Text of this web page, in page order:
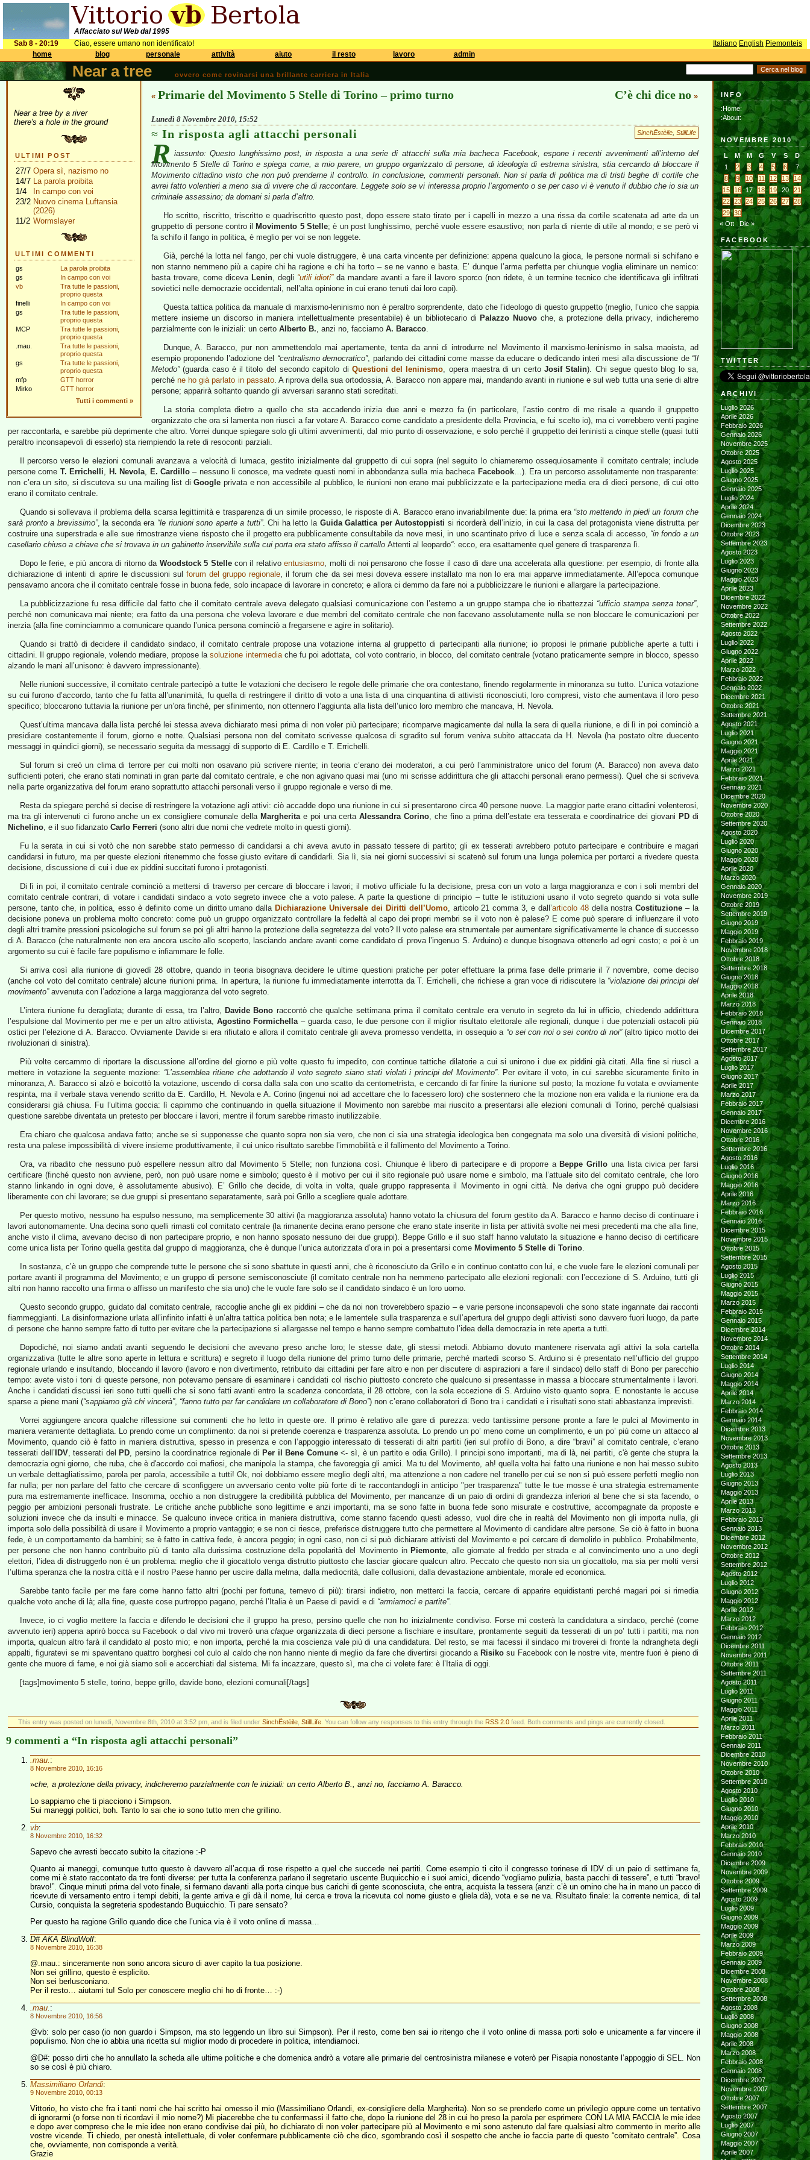
Affacciato sul Web dal 1995
Sab 8 - 20:19
Ciao, essere umano non identificato! Italiano English Piemonteis
home
blog personale attività aiuto il resto lavoro admin
Near a tree ovvero come rovinarsi una brillante carriera in Italia
Near a tree by a river
there's a hole in the ground
ULTIMI POST
27/7 Opera sì, nazismo no
14/7 La parola proibita
1/4
In campo con voi
23/2 Nuovo cinema Luftansia
(2026)
11/2 Wormslayer
ULTIMI COMMENTI
gs
La parola proibita
gs
In campo con voi
vb
Tra tutte le passioni,
proprio questa
finelli
In campo con voi
gs
Tra tutte le passioni,
proprio questa
MCP
Tra tutte le passioni,
proprio questa
.mau.
Tra tutte le passioni,
proprio questa
gs
Tra tutte le passioni,
proprio questa
mfp
GTT horror
Mirko
GTT horror
Tutti i commenti »
« Primarie del Movimento 5 Stelle di Torino – primo turno C’è chi dice no »
Lunedì 8 Novembre 2010, 15:52
SinchËstèile StillLife
In risposta agli attacchi personali
R iassunto: Questo lunghissimo post, in risposta a una serie di attacchi sulla mia bacheca Facebook, espone i recenti avvenimenti all’interno del
Movimento 5 Stelle di Torino e spiega come, a mio parere, un gruppo organizzato di persone, di ideologia di estrema sinistra, stia cercando di bloccare il
Movimento cittadino visto che non può prenderne il controllo. In conclusione, commenti personali. Non si parla di politica ma di tristi beghe di cortile che
avrei fatto volentieri a meno sia di vivere che di raccontare. Leggete solo se vi interessa proprio l’argomento o se per caso vi è venuto il dubbio che io sia un
criminale assassino; da domani si parla d’altro.
Ho scritto, riscritto, triscritto e quadriscritto questo post, dopo essere stato tirato per i capelli in mezzo a una rissa da cortile scatenata ad arte da un
gruppetto di persone contro il
Movimento 5 Stelle; è un post lunghissimo, perché vuole essere esaustivo; non parla di niente di utile al mondo; e se però vi
fa schifo il fango in politica, è meglio per voi se non leggete.
Già, perché la lotta nel fango, per chi vuole distruggere, è una carta vincente per definizione: appena qualcuno la gioca, le persone normali si schifano e
non stanno nemmeno più a capire chi ha ragione e chi ha torto – se ne vanno e basta. E’ dunque l’arma perfetta per chiunque voglia eliminare un nemico:
basta trovare, come diceva Lenin, degli “utili idioti”da mandare avanti a fare il lavoro sporco (non ridete, è un termine tecnico che identificava gli infiltrati
sovietici nelle democrazie occidentali, nell’alta opinione in cui erano tenuti dai loro capi).
Questa tattica politica da manuale di marxismo-leninismo non è peraltro sorprendente, dato che l’ideologo di questo gruppetto (meglio, l’unico che sappia
mettere insieme un discorso in maniera intellettualmente presentabile) è un bibliotecario di Palazzo Nuovoche, a protezione della privacy, indicheremo
parzialmente con le iniziali: un certo Alberto B., anzi no, facciamo A. Baracco.
Dunque, A. Baracco, pur non ammettendolo mai apertamente, tenta da anni di introdurre nel Movimento il marxismo-leninismo in salsa maoista, ad
esempio proponendo l’adozione del “centralismo democratico”, parlando dei cittadini come masse da educare o dedicando interi mesi alla discussione de “Il
Metodo”(guarda caso è il titolo del secondo capitolo di Questioni del leninismo, opera maestra di un certoJosif Stalin). Chi segue questo blog lo sa,
perchéne ho già parlato in passato. A riprova della sua ortodossia, A. Baracco non appare mai, mandando avanti in riunione e sul web tutta una serie di altre
persone; apparirà soltanto quando gli avversari saranno stati screditati.
La storia completa dietro a quello che sta accadendo inizia due anni e mezzo fa (in particolare, l’astio contro di me risale a quando il gruppetto
organizzato che ora si lamenta non riuscì a far votare A. Baracco come candidato a presidente della Provincia, e fui scelto io), ma ci vorrebbero venti pagine
per raccontarla, e sarebbe più deprimente che altro. Vorrei dunque spiegare solo gli ultimi avvenimenti, dal mio punto di osservazione, e solo perché il gruppetto dei leninisti a cinque stelle (quasi tutti
peraltro inconsapevoli di esserlo) sta riempiendo la rete di resoconti parziali.
Il percorso verso le elezioni comunali avanzava a velocità di lumaca, gestito inizialmente dal gruppetto di cui sopra (nel seguito lo chiameremo ossequiosamente il comitato centrale; include
persone come T. Errichelli, H. Nevola, E. Cardillo– nessuno li conosce, ma vedrete questi nomi in abbondanza sulla mia bacheca Facebook…). Era un percorso assolutamente non trasparente:
non c’era un sito, si discuteva su una mailing list diGoogle privata e non accessibile al pubblico, le riunioni non erano mai pubblicizzate e la partecipazione media era di dieci persone, di cui otto
erano il comitato centrale.
Quando si sollevava il problema della scarsa legittimità e trasparenza di un simile processo, le risposte di A. Baracco erano invariabilmente due: la prima era “sto mettendo in piedi un forum che
sarà pronto a brevissimo”, la seconda era “le riunioni sono aperte a tutti”. Chi ha letto la Guida Galattica per Autostoppisti si ricorderà dell’inizio, in cui la casa del protagonista viene distrutta per
costruire una superstrada e alle sue rimostranze viene risposto che il progetto era pubblicamente consultabile da nove mesi, in uno scantinato privo di luce e senza scala di accesso, “in fondo a un
casellario chiuso a chiave che si trovava in un gabinetto inservibile sulla cui porta era stato affisso il cartello Attenti al leopardo“: ecco, era esattamente quel genere di trasparenza lì.
Dopo le ferie, e più ancora di ritorno da Woodstock 5 Stellecon il relativoentusiasmo, molti di noi pensarono che fosse il caso di dare una accelerata alla questione: per esempio, di fronte alla
dichiarazione di intenti di aprire le discussioni sul forum del gruppo regionale, il forum che da sei mesi doveva essere installato ma non lo era mai apparve immediatamente. All’epoca comunque
pensavamo ancora che il comitato centrale fosse in buona fede, solo incapace di lavorare in concreto; e allora ci demmo da fare noi a pubblicizzare le riunioni e allargare la partecipazione.
La pubblicizzazione fu resa difficile dal fatto che il comitato centrale aveva delegato qualsiasi comunicazione con l’esterno a un gruppo stampa che io ribattezzai “ufficio stampa senza toner”,
perché non comunicava mai niente; era fatto da una persona che voleva lavorare e due membri del comitato centrale che non facevano assolutamente nulla se non bloccare le comunicazioni per
inerzia (alla fine cominciammo a comunicare quando l’unica persona cominciò a fregarsene e agire in solitario).
Quando si trattò di decidere il candidato sindaco, il comitato centrale propose una votazione interna al gruppetto di partecipanti alla riunione; io proposi le primarie pubbliche aperte a tutti i
cittadini. Il gruppo regionale, volendo mediare, propose lasoluzione intermediache fu poi adottata, col voto contrario, in blocco, del comitato centrale (votano praticamente sempre in blocco, spesso
alzando le mani all’unisono: è davvero impressionante).
Nelle riunioni successive, il comitato centrale partecipò a tutte le votazioni che decisero le regole delle primarie che ora contestano, finendo regolarmente in minoranza su tutto. L’unica votazione
su cui furono d’accordo, tanto che fu fatta all’unanimità, fu quella di restringere il diritto di voto a una lista di una cinquantina di attivisti riconosciuti, loro compresi, visto che aumentava il loro peso
specifico; bloccarono tuttavia la riunione per un’ora finché, per sfinimento, non ottennero l’aggiunta alla lista dell’unico loro membro che mancava, H. Nevola.
Quest’ultima mancava dalla lista perché lei stessa aveva dichiarato mesi prima di non voler più partecipare; ricomparve magicamente dal nulla la sera di quella riunione, e di lì in poi cominciò a
presidiare costantemente il forum, giorno e notte. Qualsiasi persona non del comitato scrivesse qualcosa di sgradito sul forum veniva subito attaccata da H. Nevola (ha postato oltre duecento
messaggi in quindici giorni), se necessario seguita da messaggi di supporto di E. Cardillo e T. Errichelli.
Sul forum si creò un clima di terrore per cui molti non osavano più scrivere niente; in teoria c’erano dei moderatori, a cui però l’amministratore unico del forum (A. Baracco) non aveva dato
sufficienti poteri, che erano stati nominati in gran parte dal comitato centrale, e che non agivano quasi mai (uno mi scrisse addirittura che gli attacchi personali erano permessi). Quel che si scriveva
nella parte organizzativa del forum erano soprattutto attacchi personali verso il gruppo regionale e verso di me.
Resta da spiegare perché si decise di restringere la votazione agli attivi: ciò accadde dopo una riunione in cui si presentarono circa 40 persone nuove. La maggior parte erano cittadini volenterosi,
ma tra gli intervenuti ci furono anche un ex consigliere comunale della Margheritae poi una certaAlessandra Corino, che fino a prima dell’estate era tesserata e coordinatrice dei giovani PD di
Nichelino, e il suo fidanzato Carlo Ferreri (sono altri due nomi che vedrete molto in questi giorni).
Fu la serata in cui si votò che non sarebbe stato permesso di candidarsi a chi aveva avuto in passato tessere di partito; gli ex tesserati avrebbero potuto partecipare e contribuire e magari
candidarsi in futuro, ma per queste elezioni ritenemmo che fosse giusto evitare di candidarli. Sia lì, sia nei giorni successivi si scatenò sul forum una lunga polemica per portarci a rivedere questa
decisione, discussione di cui i due ex piddini succitati furono i protagonisti.
Di lì in poi, il comitato centrale cominciò a mettersi di traverso per cercare di bloccare i lavori; il motivo ufficiale fu la decisione, presa con un voto a larga maggioranza e con i soli membri del
comitato centrale contrari, di votare i candidati sindaco a voto segreto invece che a voto palese. A parte la questione di principio – tutte le istituzioni usano il voto segreto quando si vota sulle
persone, tanto che, in politica, esso è definito come un diritto umano dalla Dichiarazione Universale dei Diritti dell’Uomo, articolo 21 comma 3, e dall’articolo 48della nostraCostituzione – la
decisione poneva un problema molto concreto: come può un gruppo organizzato controllare la fedeltà al capo dei propri membri se il voto non è palese? E come può sperare di influenzare il voto
degli altri tramite pressioni psicologiche sul forum se poi gli altri hanno la protezione della segretezza del voto? Il voto palese era strumentale per aumentare significativamente le chance di successo
di A. Baracco (che naturalmente non era ancora uscito allo scoperto, lasciando andare avanti come candidato di prova l’ingenuo S. Arduino) e dunque bisognava ottenerlo ad ogni costo; e poi è un
argomento su cui è facile fare populismo e infiammare le folle.
Si arriva così alla riunione di giovedì 28 ottobre, quando in teoria bisognava decidere le ultime questioni pratiche per poter effettuare la prima fase delle primarie il 7 novembre, come deciso
(anche col voto del comitato centrale) alcune riunioni prima. In apertura, la riunione fu immediatamente interrotta da T. Errichelli, che richiese a gran voce di ridiscutere la “violazione dei principi del
movimento”avvenuta con l’adozione a larga maggioranza del voto segreto.
L’intera riunione fu deragliata; durante di essa, tra l’altro, Davide Bono raccontò che qualche settimana prima il comitato centrale era venuto in segreto da lui in ufficio, chiedendo addirittura
l’espulsione dal Movimento per me e per un altro attivista, Agostino Formichella– guarda caso, le due persone con il miglior risultato elettorale alle regionali, dunque i due potenziali ostacoli più
ostici per l’elezione di A. Baracco. Ovviamente Davide si era rifiutato e allora il comitato centrale gli aveva promesso vendetta, in ossequio a “o sei con noi o sei contro di noi”(altro tipico motto dei
rivoluzionari di sinistra).
Più volte cercammo di riportare la discussione all’ordine del giorno e più volte questo fu impedito, con continue tattiche dilatorie a cui si unirono i due ex piddini già citati. Alla fine si riuscì a
mettere in votazione la seguente mozione: “L’assemblea ritiene che adottando il voto segreto siano stati violati i principi del Movimento”. Per evitare il voto, in cui sarebbe sicuramente finito in
minoranza, A. Baracco si alzò e boicottò la votazione, uscendo di corsa dalla sala con uno scatto da centometrista, e cercando di far finire la riunione sul posto; la mozione fu votata e ovviamente
respinta, ma il verbale stava venendo scritto da E. Cardillo, H. Nevola e A. Corino (ingenui noi ad accettare che lo facessero loro) che sostennero che la mozione non era valida e la riunione era da
considerarsi già chiusa. Fu l’ultima goccia: lì capimmo che continuando in quella situazione il Movimento non sarebbe mai riuscito a presentarsi alle elezioni comunali di Torino, perché qualsiasi
questione sarebbe diventata un pretesto per bloccare i lavori, mentre il forum sarebbe rimasto inutilizzabile.
Era chiaro che qualcosa andava fatto; anche se si supponesse che quanto sopra non sia vero, che non ci sia una strategia ideologica ben congegnata ma solo una diversità di visioni politiche,
resta una palese impossibilità di vivere insieme produttivamente, il cui unico risultato sarebbe l’immobilità e il fallimento del Movimento a Torino.
Ora, va ribadito che nessuno può espellere nessun altro dal Movimento 5 Stelle; non funziona così. Chiunque è libero di partecipare e di proporre a Beppe Grillo una lista civica per farsi
certificare (finché questo non avviene, però, non può usare nome e simbolo; questo è il motivo per cui il sito regionale può usare nome e simbolo, ma l’attuale sito del comitato centrale, che loro
stanno linkando in ogni dove, è assolutamente abusivo). E’ Grillo che decide, di volta in volta, quale gruppo rappresenta il Movimento in ogni città. Ne deriva che ogni gruppo può decidere
liberamente con chi lavorare; se due gruppi si presentano separatamente, sarà poi Grillo a scegliere quale adottare.
Per questo motivo, nessuno ha espulso nessuno, ma semplicemente 30 attivi (la maggioranza assoluta) hanno votato la chiusura del forum gestito da A. Baracco e hanno deciso di continuare i
lavori autonomamente. Una decina sono quelli rimasti col comitato centrale (la rimanente decina erano persone che erano state inserite in lista per attività svolte nei mesi precedenti ma che alla fine,
anche visto il clima, avevano deciso di non partecipare proprio, e non hanno sposato nessuno dei due gruppi). Beppe Grillo e il suo staff hanno valutato la situazione e hanno deciso di certificare
come unica lista per Torino quella gestita dal gruppo di maggioranza, che è dunque l’unica autorizzata d’ora in poi a presentarsi come Movimento 5 Stelle di Torino.
In sostanza, c’è un gruppo che comprende tutte le persone che si sono sbattute in questi anni, che è riconosciuto da Grillo e in continuo contatto con lui, e che vuole fare le elezioni comunali per
portare avanti il programma del Movimento; e un gruppo di persone semisconosciute (il comitato centrale non ha nemmeno partecipato alle elezioni regionali: con l’eccezione di S. Arduino, tutti gli
altri non hanno raccolto una firma o affisso un manifesto che sia uno) che le vuole fare solo se il candidato sindaco è un loro uomo.
Questo secondo gruppo, guidato dal comitato centrale, raccoglie anche gli ex piddini – che da noi non troverebbero spazio – e varie persone inconsapevoli che sono state ingannate dai racconti
fiammeggianti. La disinformazione urlata all’infinito infatti è un’altra tattica politica ben nota; e le lamentele sulla trasparenza e sull’apertura del gruppo degli attivisti sono davvero fuori luogo, da parte
di persone che hanno sempre fatto di tutto per evitare che la partecipazione si allargasse nel tempo e hanno sempre combattuto l’idea della democrazia in rete aperta a tutti.
Dopodiché, noi siamo andati avanti seguendo le decisioni che avevano preso anche loro; le stesse date, gli stessi metodi. Abbiamo dovuto mantenere riservata agli attivi la sola cartella
organizzativa (tutte le altre sono aperte in lettura e scrittura) e segreto il luogo della riunione del primo turno delle primarie, perché martedì scorso S. Arduino si è presentato nell’ufficio del gruppo
regionale urlando e insultando, bloccando il lavoro (lavoro e non divertimento, retribuito dai cittadini per fare altro e non per discutere di aspirazioni a fare il sindaco) dello staff di Bono per parecchio
tempo: avete visto i toni di queste persone, non potevamo pensare di esaminare i candidati col rischio piuttosto concreto che qualcuno si presentasse in massa a bloccare strumentalmente i lavori.
Anche i candidati discussi ieri sono tutti quelli che si sono fatti avanti entro la scadenza concordata, il 28 ottobre, con la sola eccezione di S. Arduino visto quanto sopra. E nonostante le accuse
sparse a piene mani (“sappiamo già chi vincerà”, “fanno tutto per far candidare un collaboratore di Bono”) non c’erano collaboratori di Bono tra i candidati e i risultati sono stati abbastanza imprevisti.
Vorrei aggiungere ancora qualche riflessione sui commenti che ho letto in queste ore. Il primo è relativo alle gare di purezza: vedo tantissime persone pronte a fare le pulci al Movimento in
maniera veramente dettagliata. Lo prendo come un complimento: da noi si pretende coerenza e trasparenza assoluta. Lo prendo un po’ meno come un complimento, e un po’ più come un attacco al
Movimento, quando ciò è fatto in maniera distruttiva, spesso in presenza e con l’appoggio interessato di tesserati di altri partiti (ieri sul profilo di Bono, a dire “bravi” al comitato centrale, c’erano
tesserati dell’ IDV, tesserati del PD, persino la coordinatrice regionale di Per il Bene Comune<- sì, è un partito e odia Grillo). I principi sono importanti, ma di là, nei partiti, c'è gente che stupra la
democrazia ogni giorno, che ruba, che è d'accordo coi mafiosi, che manipola la stampa, che favoreggia gli amici. Ma tu del Movimento, ah! quella volta hai fatto una riunione e non hai messo subito
un verbale dettagliatissimo, parola per parola, accessibile a tutti! Ok, noi dobbiamo essere meglio degli altri, ma attenzione a non cadere nel tranello per cui se non si può essere perfetti meglio non
far nulla; per non parlare del fatto che cercare di sconfiggere un avversario cento volte più forte di te raccontandogli in anticipo "per trasparenza" tutte le tue mosse è una strategia estremamente
pura ma estremamente inefficace. Insomma, occhio a non distruggere la credibilità pubblica del Movimento, per mancanze di un paio di ordini di grandezza inferiori al bene che si sta facendo, o
peggio per ambizioni personali frustrate. Le critiche anche pubbliche sono legittime e anzi importanti, ma se sono fatte in buona fede sono misurate e costruttive, accompagnate da proposte e
soluzioni invece che da insulti e minacce. Se qualcuno invece critica in maniera distruttiva, come stanno facendo questi adesso, vuol dire che in realtà del Movimento non gli importa nulla, gli
importa solo della possibilità di usare il Movimento a proprio vantaggio; e se non ci riesce, preferisce distruggere tutto che permettere al Movimento di candidare altre persone. Se ciò è fatto in buona
fede, è un comportamento da bambini; se è fatto in cattiva fede, è ancora peggio; in ogni caso, non ci si può dichiarare attivisti del Movimento e poi cercare di demolirlo in pubblico. Probabilmente,
per persone che non hanno contribuito più di tanto alla durissima costruzione della popolarità del Movimento in Piemonte, alle giornate al freddo per strada e al convincimento uno a uno degli
elettori, l’idea di distruggerlo non è un problema: meglio che il giocattolo venga distrutto piuttosto che lasciar giocare qualcun altro. Peccato che questo non sia un giocattolo, ma sia per molti versi
l’ultima speranza che la nostra città e il nostro Paese hanno per uscire dalla melma, dalla mediocrità, dalle collusioni, dalla devastazione ambientale, morale ed economica.
Sarebbe tanto facile per me fare come hanno fatto altri (pochi per fortuna, temevo di più): tirarsi indietro, non metterci la faccia, cercare di apparire equidistanti perché magari poi si rimedia
qualche voto anche di là; alla fine, queste cose purtroppo pagano, perché l’Italia è un Paese di pavidi e di “armiamoci e partite”.
Invece, io ci voglio mettere la faccia e difendo le decisioni che il gruppo ha preso, persino quelle che non ho inizialmente condiviso. Forse mi costerà la candidatura a sindaco, perché (come
avvenuto ieri) appena aprirò bocca su Facebook o dal vivo mi troverò unaclaque organizzata di dieci persone a fischiare e insultare, prontamente seguiti da tesserati di un po’ tutti i partiti; ma non
importa, qualcun altro farà il candidato al posto mio; e non importa, perché la mia coscienza vale più di una candidatura. Del resto, se mai facessi il sindaco mi troverei di fronte la ndrangheta degli
appalti, figuratevi se mi spaventano quattro borghesi col culo al caldo che non hanno niente di meglio da fare che divertirsi giocando a Risiko su Facebook con le nostre vite, mentre fuori è pieno di
gente che muore di fame, e noi già siamo soli e accerchiati dal sistema. Mi fa incazzare, questo sì, ma che ci volete fare: è l’Italia di oggi.
[tags]movimento 5 stelle, torino, beppe grillo, davide bono, elezioni comunali[/tags]
This entry was posted on lunedì, Novembre 8th, 2010 at 3:52 pm, and is filed under SinchËstèile, StillLife. You can follow any responses to this entry through the RSS 2.0feed. Both comments and pings are currently closed.
9 commenti a “In risposta agli attacchi personali”
.mau. :
8 Novembre 2010, 16:16
»che, a protezione della privacy, indicheremo parzialmente con le iniziali: un certo Alberto B., anzi no, facciamo A. Baracco.
Lo sappiamo che ti piacciono i Simpson.
Sui maneggi politici, boh. Tanto lo sai che io sono tutto men che grillino.
vb:
8 Novembre 2010, 16:32
Sapevo che avresti beccato subito la citazione :-P
Quanto ai maneggi, comunque tutto questo è davvero all’acqua di rose rispetto a quel che succede nei partiti. Come esempio ti cito il congresso torinese di IDV di un paio di settimane fa,
come mi è stato raccontato da tre fonti diverse: per tutta la conferenza parlano il segretario uscente Buquicchio e i suoi amici, dicendo “vogliamo pulizia, basta pacchi di tessere”, e tutti “bravo!
bravo!”. Cinque minuti prima del voto finale, si fermano davanti alla porta cinque bus carichi di gente sconosciuta, che entra, acquista la tessera (anzi: c’è un omino che ha in mano un pacco di
ricevute di versamento entro i tempi debiti, la gente arriva e gli dà il nome, lui cerca e trova la ricevuta col nome giusto e gliela dà), vota e se ne va. Risultato finale: la corrente nemica, di tal
Cursio, conquista la segreteria spodestando Buquicchio. Ti pare sensato?
Per questo ha ragione Grillo quando dice che l’unica via è il voto online di massa…
D# AKA BlindWolf:
8 Novembre 2010, 16:38
@.mau.: sinceramente non sono ancora sicuro di aver capito la tua posizione.
Non sei grillino, questo è esplicito.
Non sei berlusconiano.
Per il resto… aiutami tu! Solo per conoscere meglio chi ho di fronte… :-)
.mau. :
8 Novembre 2010, 16:56
@vb: solo per caso (io non guardo i Simpson, ma sto leggendo un libro sui Simpson). Per il resto, come ben sai io ritengo che il voto online di massa porti solo e unicamente a far vincere il
populismo. Non che io abbia una ricetta sul miglior modo di procedere in politica, intendiamoci.
@D#: posso dirti che ho annullato la scheda alle ultime politiche e che domenica andrò a votare alle primarie del centrosinistra milanese e voterò per Pisapia nonostante l’appoggio di SEL. Non
so se così è più chiaro.
Massimiliano Orlandi:
9 Novembre 2010, 00:13
Vittorio, ho visto che fra i tanti nomi che hai scritto hai omesso il mio (Massimiliano Orlandi, ex-consigliere della Margherita). Non so se prenderlo come un privilegio oppure come un tentativo
di ignorarmi (o forse non ti ricordavi il mio nome?) Mi piacerebbe che tu confermassi il fatto che, dopo la riunione del 28 in cui ho preso la parola per esprimere CON LA MIA FACCIA le mie idee
e dopo aver compreso che le mie idee non erano condivise dai più, ho dichiarato di non voler partecipare più al Movimento e mi sono astenuto dal fare qualsiasi altro commento in merito alle
vostre vicende. Ti chiedo, per onestà intellettuale, di voler confermare pubblicamente ciò che dico, sgombrando così il sospetto che anche io faccia parte di questo “comitato centrale”. Cosa
che, ovviamente, non corrisponde a verità.
Grazie
INFO
:Home:
:About:
NOVEMBRE 2010
L M M G V S
D
1
2 3 4 5 6
7
8
9 10 11 12 13
14
15
16 17 18 19 20
21
22
23 24 25 26 27
28
29
30
« Ott
Dic »
FACEBOOK
TWITTER
ARCHIVI
Luglio 2026
Aprile 2026
Febbraio 2026
Gennaio 2026
Novembre 2025
Ottobre 2025
Agosto 2025
Luglio 2025
Giugno 2025
Gennaio 2025
Luglio 2024
Aprile 2024
Gennaio 2024
Dicembre 2023
Ottobre 2023
Settembre 2023
Agosto 2023
Luglio 2023
Giugno 2023
Maggio 2023
Aprile 2023
Dicembre 2022
Novembre 2022
Ottobre 2022
Settembre 2022
Agosto 2022
Luglio 2022
Giugno 2022
Aprile 2022
Marzo 2022
Febbraio 2022
Gennaio 2022
Dicembre 2021
Ottobre 2021
Settembre 2021
Agosto 2021
Luglio 2021
Giugno 2021
Maggio 2021
Aprile 2021
Marzo 2021
Febbraio 2021
Gennaio 2021
Dicembre 2020
Novembre 2020
Ottobre 2020
Settembre 2020
Agosto 2020
Luglio 2020
Giugno 2020
Maggio 2020
Aprile 2020
Marzo 2020
Gennaio 2020
Novembre 2019
Ottobre 2019
Settembre 2019
Giugno 2019
Maggio 2019
Febbraio 2019
Novembre 2018
Ottobre 2018
Settembre 2018
Giugno 2018
Maggio 2018
Aprile 2018
Marzo 2018
Febbraio 2018
Gennaio 2018
Dicembre 2017
Ottobre 2017
Settembre 2017
Agosto 2017
Luglio 2017
Giugno 2017
Aprile 2017
Marzo 2017
Febbraio 2017
Gennaio 2017
Dicembre 2016
Novembre 2016
Ottobre 2016
Settembre 2016
Agosto 2016
Luglio 2016
Giugno 2016
Maggio 2016
Aprile 2016
Marzo 2016
Febbraio 2016
Gennaio 2016
Dicembre 2015
Novembre 2015
Ottobre 2015
Settembre 2015
Agosto 2015
Luglio 2015
Giugno 2015
Maggio 2015
Marzo 2015
Febbraio 2015
Gennaio 2015
Dicembre 2014
Novembre 2014
Ottobre 2014
Settembre 2014
Luglio 2014
Giugno 2014
Maggio 2014
Aprile 2014
Marzo 2014
Febbraio 2014
Gennaio 2014
Dicembre 2013
Novembre 2013
Ottobre 2013
Settembre 2013
Agosto 2013
Luglio 2013
Giugno 2013
Maggio 2013
Aprile 2013
Marzo 2013
Febbraio 2013
Gennaio 2013
Dicembre 2012
Novembre 2012
Ottobre 2012
Settembre 2012
Agosto 2012
Luglio 2012
Giugno 2012
Maggio 2012
Aprile 2012
Marzo 2012
Febbraio 2012
Gennaio 2012
Dicembre 2011
Novembre 2011
Ottobre 2011
Settembre 2011
Agosto 2011
Luglio 2011
Giugno 2011
Maggio 2011
Aprile 2011
Marzo 2011
Febbraio 2011
Gennaio 2011
Dicembre 2010
Novembre 2010
Ottobre 2010
Settembre 2010
Agosto 2010
Luglio 2010
Giugno 2010
Maggio 2010
Aprile 2010
Marzo 2010
Febbraio 2010
Gennaio 2010
Dicembre 2009
Novembre 2009
Ottobre 2009
Settembre 2009
Agosto 2009
Luglio 2009
Giugno 2009
Maggio 2009
Aprile 2009
Marzo 2009
Febbraio 2009
Gennaio 2009
Dicembre 2008
Novembre 2008
Ottobre 2008
Settembre 2008
Agosto 2008
Luglio 2008
Giugno 2008
Maggio 2008
Aprile 2008
Marzo 2008
Febbraio 2008
Gennaio 2008
Dicembre 2007
Novembre 2007
Ottobre 2007
Settembre 2007
Agosto 2007
Luglio 2007
Giugno 2007
Maggio 2007
Aprile 2007